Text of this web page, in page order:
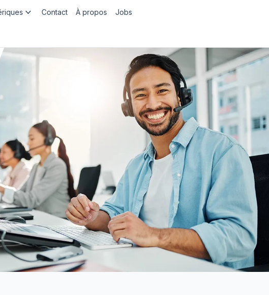
Contact À propos Jobs